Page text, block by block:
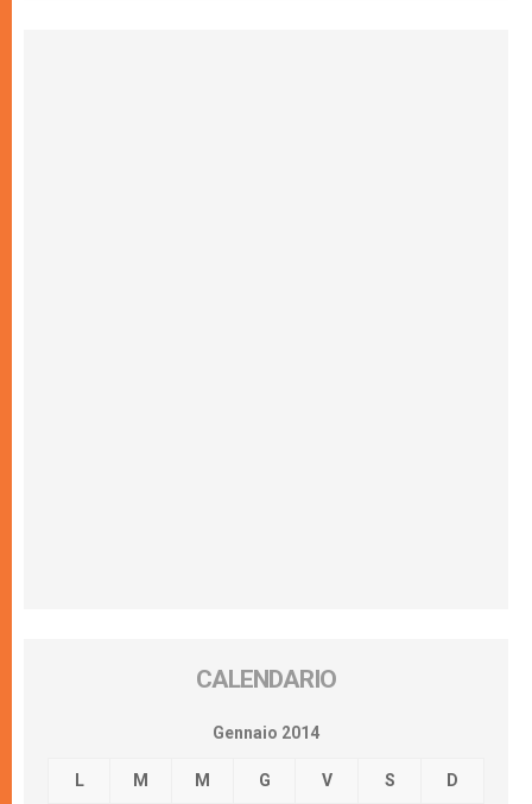
CALENDARIO
Gennaio 2014
L M M G V S D